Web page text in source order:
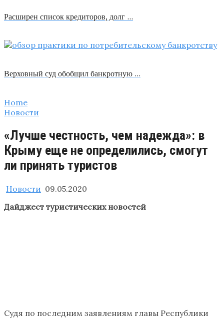
Расширен список кредиторов, долг …
Верховный суд обобщил банкротную …
Home
Новости
«Лучше честность, чем надежда»: в
Крыму еще не определились, смогут
ли принять туристов
Новости 09.05.2020
Дайджест туристических новостей
Судя по последним заявлениям главы Республики